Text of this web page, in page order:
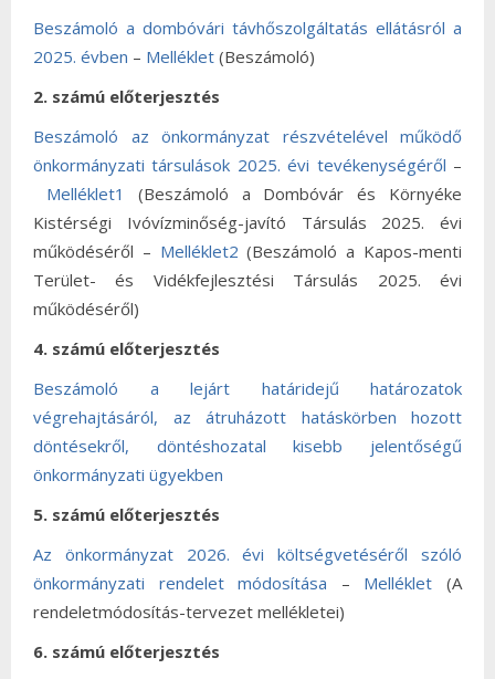
Beszámoló a dombóvári távhőszolgáltatás ellátásról a
2025. évben – Melléklet (Beszámoló)
2. számú előterjesztés
Beszámoló az önkormányzat részvételével működő
önkormányzati társulások 2025. évi tevékenységéről –
Melléklet1
(Beszámoló a Dombóvár és Környéke
Kistérségi Ivóvízminőség-javító Társulás 2025. évi
működéséről – Melléklet2 (Beszámoló a Kapos-menti
Terület- és Vidékfejlesztési Társulás 2025. évi
működéséről)
4. számú előterjesztés
Beszámoló a lejárt határidejű határozatok
végrehajtásáról, az átruházott hatáskörben hozott
döntésekről, döntéshozatal kisebb jelentőségű
önkormányzati ügyekben
5. számú előterjesztés
Az önkormányzat 2026. évi költségvetéséről szóló
önkormányzati rendelet módosítása – Melléklet (A
rendeletmódosítás-tervezet mellékletei)
6. számú előterjesztés